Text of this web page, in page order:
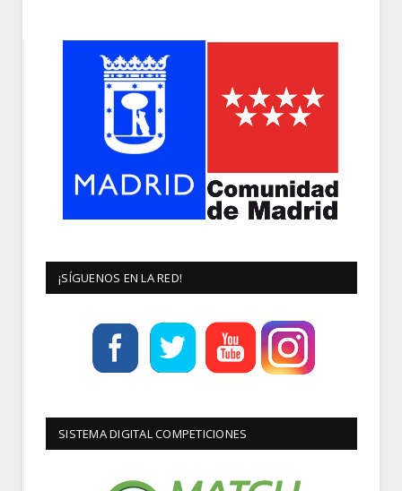
¡SÍGUENOS EN LA RED!
SISTEMA DIGITAL COMPETICIONES